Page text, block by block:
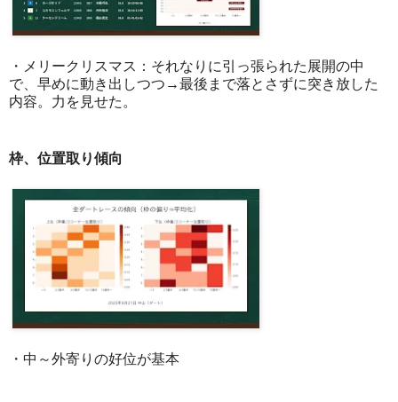
・メリークリスマス：それなりに引っ張られた展開の中
で、早めに動き出しつつ→最後まで落とさずに突き放した
内容。力を見せた。
枠、位置取り傾向
・中～外寄りの好位が基本